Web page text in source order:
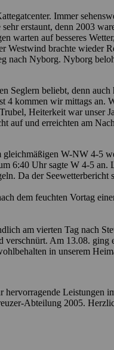
Immer
erstaunt, denn 2003
warten auf besseres
brachte wieder
nach Nyborg. Nyborg
Seglern beliebt, denn
4 kommen wir mittags
Heiterkeit war
auf und erreichten am
W-NW 4-5
6:40 Uhr sagte W 4-5
Da der
dem feuchten Vortag
am vierten Tag nach
Am 13.08.
in unserem
Leistungen
Abteilung 2005.